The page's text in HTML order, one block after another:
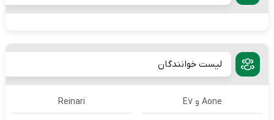
لیست خوانندگان
Aone و E7 Reinari